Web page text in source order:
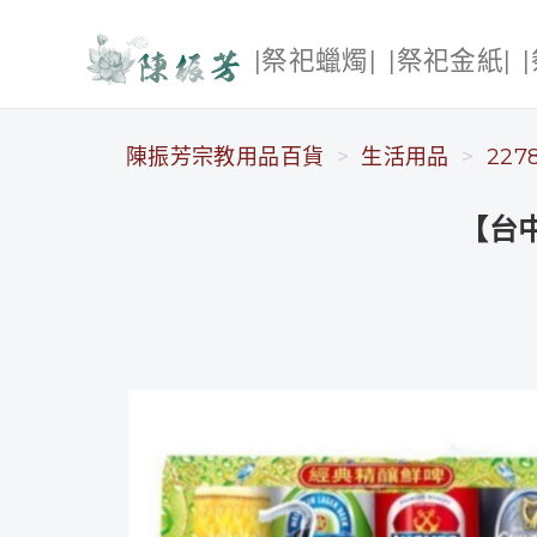
陳振芳宗教用品百貨
|祭祀蠟燭| |祭祀金紙|
陳振芳宗教用品百貨 生活用品
【